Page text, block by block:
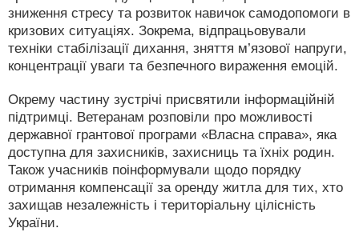
зниження стресу та розвиток навичок самодопомоги в
кризових ситуаціях. Зокрема, відпрацьовували
техніки стабілізації дихання, зняття м’язової напруги,
концентрації уваги та безпечного вираження емоцій.
Окрему частину зустрічі присвятили інформаційній
підтримці. Ветеранам розповіли про можливості
державної грантової програми «Власна справа», яка
доступна для захисників, захисниць та їхніх родин.
Також учасників поінформували щодо порядку
отримання компенсації за оренду житла для тих, хто
захищав незалежність і територіальну цілісність
України.